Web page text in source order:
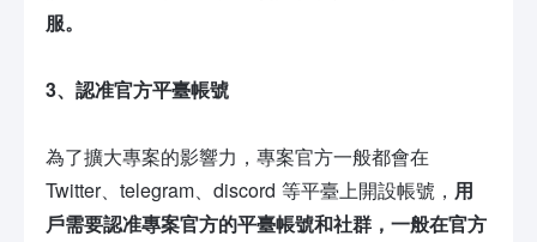
服。
3、認准官方平臺帳號
為了擴大專案的影響力，專案官方一般都會在
Twitter、telegram、discord 等平臺上開設帳號， 用
戶需要認准專案官方的平臺帳號和社群 ，一般在官方